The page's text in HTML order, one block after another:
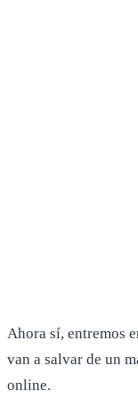
Ahora sí, entremos
van a salvar de un
online.